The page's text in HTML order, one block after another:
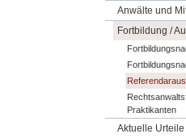
Anwälte und
Fortbildung /
Praktikanten
Aktuelle Urteile